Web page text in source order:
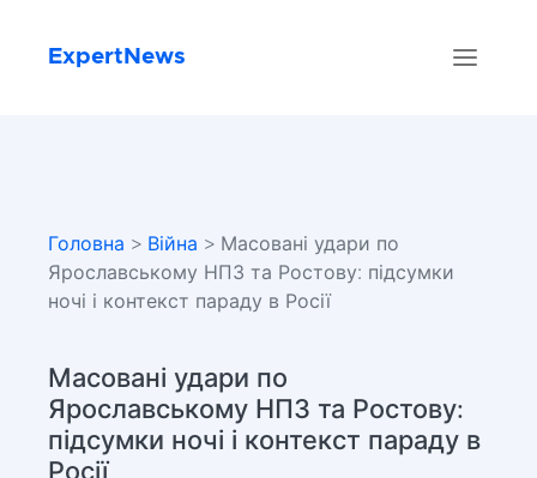
ExpertNews
Головна > Війна > Масовані удари по
Ярославському НПЗ та Ростову: підсумки
ночі і контекст параду в Росії
Масовані удари по
Ярославському НПЗ та Ростову:
підсумки ночі і контекст параду в
Росії